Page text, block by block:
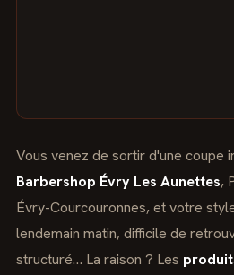
Vous venez de sortir d'une coupe
Barbershop Évry Les Aunettes,
Évry-Courcouronnes, et votre
lendemain matin, difficile de
structuré… La raison ? Les